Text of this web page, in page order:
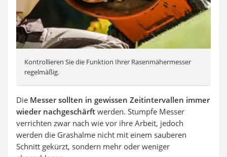
Kontrollieren Sie die Funktion Ihrer Rasenmähermesser
regelmäßig.
Die Messer sollten in gewissen Zeitintervallen immer
wieder nachgeschärft werden. Stumpfe Messer
verrichten zwar nach wie vor ihre Arbeit, jedoch
werden die Grashalme nicht mit einem sauberen
Schnitt gekürzt, sondern mehr oder weniger